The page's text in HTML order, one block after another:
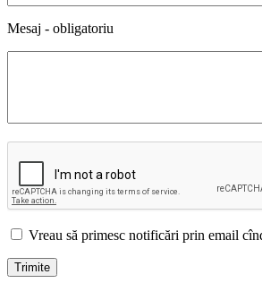
Mesaj - obligatoriu
Vreau să primesc notificări prin email